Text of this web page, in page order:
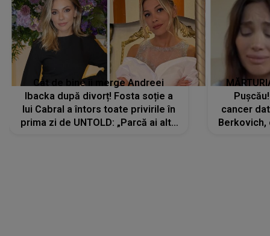
Cât de bine îi merge Andreei
Ibacka după divorț! Fosta soție a
lui Cabral a întors toate privirile în
prima zi de UNTOLD: „Parcă ai altă
cancer